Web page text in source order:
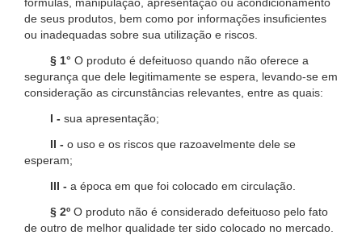
de seus produtos, bem como por informações insuficientes
ou inadequadas sobre sua utilização e riscos.
§ 1° O produto é defeituoso quando não oferece a
segurança que dele legitimamente se espera, levando-se em
consideração as circunstâncias relevantes, entre as quais:
I - sua apresentação;
II - o uso e os riscos que razoavelmente dele se
esperam;
III - a época em que foi colocado em circulação.
§ 2º O produto não é considerado defeituoso pelo fato
de outro de melhor qualidade ter sido colocado no mercado.